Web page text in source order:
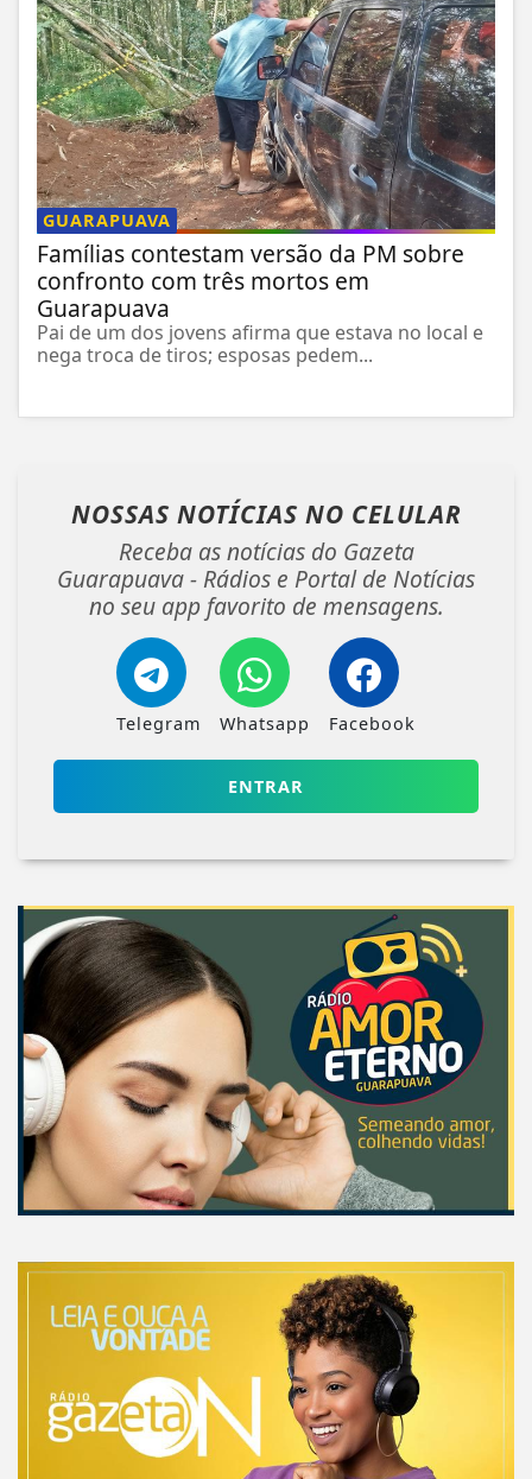
GUARAPUAVA
Famílias contestam versão da PM sobre
confronto com três mortos em
Guarapuava
Pai de um dos jovens afirma que estava no local e
nega troca de tiros; esposas pedem...
NOSSAS NOTÍCIAS NO CELULAR
Receba as notícias do Gazeta
Guarapuava - Rádios e Portal de Notícias
no seu app favorito de mensagens.
Telegram Whatsapp Facebook
ENTRAR